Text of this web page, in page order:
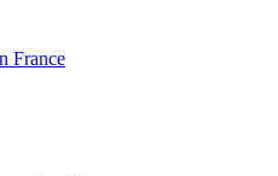
France